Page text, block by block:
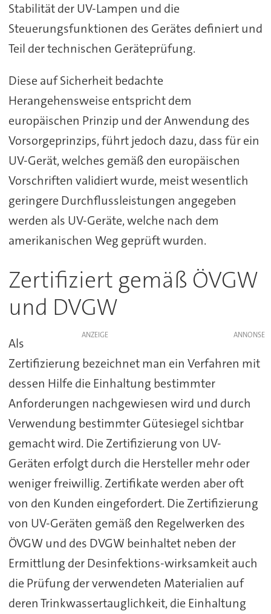
Stabilität der UV-Lampen und die
Steuerungsfunktionen des Gerätes definiert und
Teil der technischen Geräteprüfung.
Diese auf Sicherheit bedachte
Herangehensweise entspricht dem
europäischen Prinzip und der Anwendung des
Vorsorgeprinzips, führt jedoch dazu, dass für ein
UV-Gerät, welches gemäß den europäischen
Vorschriften validiert wurde, meist wesentlich
geringere Durchflussleistungen angegeben
werden als UV-Geräte, welche nach dem
amerikanischen Weg geprüft wurden.
Zertifiziert gemäß ÖVGW
und DVGW
ANZEIGE
Als
Zertifizierung bezeichnet man ein Verfahren mit
dessen Hilfe die Einhaltung bestimmter
Anforderungen nachgewiesen wird und durch
Verwendung bestimmter Gütesiegel sichtbar
gemacht wird. Die Zertifizierung von UV-
Geräten erfolgt durch die Hersteller mehr oder
weniger freiwillig. Zertifikate werden aber oft
von den Kunden eingefordert. Die Zertifizierung
von UV-Geräten gemäß den Regelwerken des
ÖVGW und des DVGW beinhaltet neben der
Ermittlung der Desinfektions-wirksamkeit auch
die Prüfung der verwendeten Materialien auf
deren Trinkwassertauglichkeit, die Einhaltung